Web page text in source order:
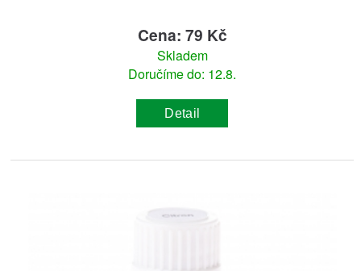
Cena: 79 Kč
Skladem
Doručíme do: 12.8.
Detail